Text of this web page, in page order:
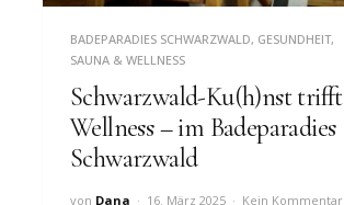
BADEPARADIES SCHWARZWALD, GESUNDHEIT,
SAUNA & WELLNESS
Schwarzwald-Ku(h)nst trifft
Wellness – im Badeparadies
Schwarzwald
von Dana 16. März 2025 Kein Kommentar